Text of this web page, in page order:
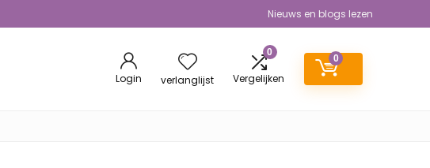
Nieuws en blogs lezen
Login verlanglijst
0
Vergelijken
0